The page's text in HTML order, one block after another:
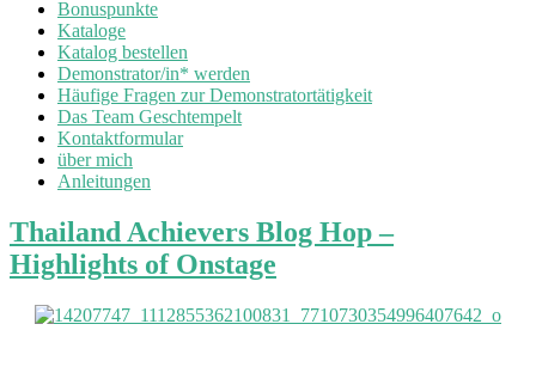
Bonuspunkte
Kataloge
Katalog bestellen
Demonstrator/in* werden
Häufige Fragen zur Demonstratortätigkeit
Das Team Geschtempelt
Kontaktformular
über mich
Anleitungen
Thailand Achievers Blog Hop –
Highlights of Onstage